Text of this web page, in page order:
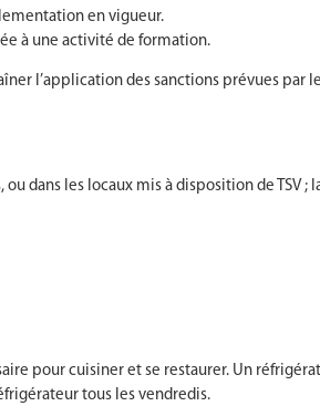
en vigueur.
à une activité de formation.
l’application des sanctions prévues par
dans les locaux mis à disposition de TSV
pour cuisiner et se restaurer. Un
tous les vendredis.